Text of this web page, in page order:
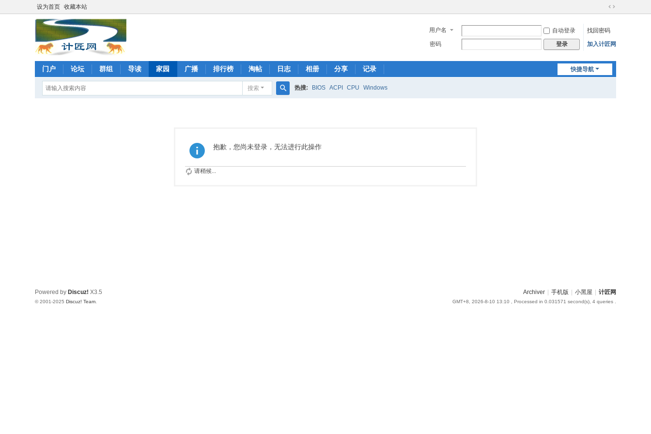
设为首页 收藏本站
切
到
宽
用户名 自动登录
找回密码
密码
登录 加入计匠网
快捷导航
门户 论坛 群组 导读 家园 广播 排行榜 淘帖 日志 相册 分享 记录
搜索 热搜: BIOS ACPI CPU Windows
抱歉，您尚未登录，无法进行此操作
请稍候...
Archiver 手机版 小黑屋 计匠网
GMT+8, 2026-8-10 13:10 , Processed in 0.031571 second(s), 4 queries .
Powered by Discuz! X3.5
© 2001-2025 Discuz! Team